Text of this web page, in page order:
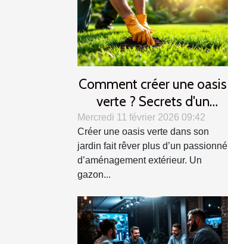
Comment créer une oasis
verte ? Secrets d'un
gazon parfait
Mercredi 11 février 2026 09:42
Créer une oasis verte dans son
jardin fait rêver plus d’un passionné
d’aménagement extérieur. Un
gazon...